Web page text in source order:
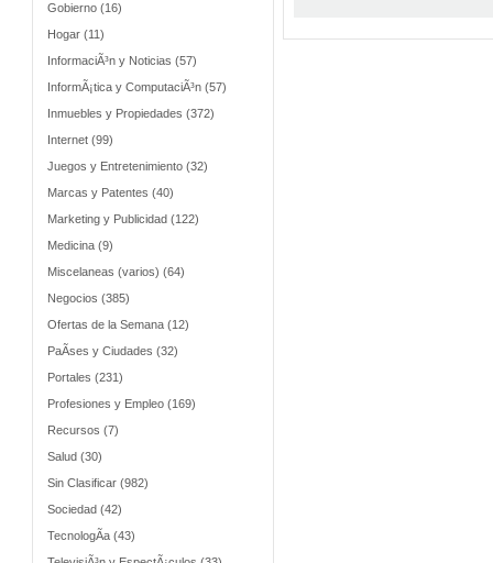
Gobierno (16)
Hogar (11)
InformaciÃ³n y Noticias (57)
InformÃ¡tica y ComputaciÃ³n (57)
Inmuebles y Propiedades (372)
Internet (99)
Juegos y Entretenimiento (32)
Marcas y Patentes (40)
Marketing y Publicidad (122)
Medicina (9)
Miscelaneas (varios) (64)
Negocios (385)
Ofertas de la Semana (12)
PaÃ­ses y Ciudades (32)
Portales (231)
Profesiones y Empleo (169)
Recursos (7)
Salud (30)
Sin Clasificar (982)
Sociedad (42)
TecnologÃ­a (43)